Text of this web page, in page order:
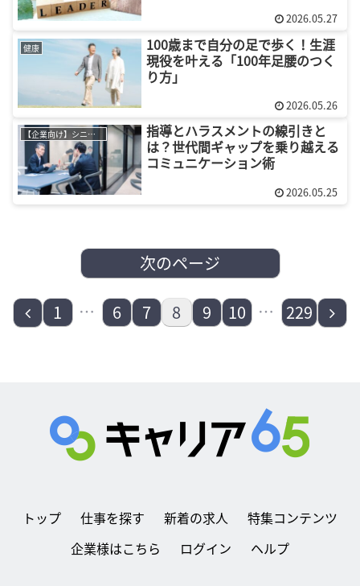
2026.05.27
健康
100歳まで自分の足で歩く！生涯
現役を叶える「100年足腰のつく
り方」
2026.05.26
【企業向け】シニア採用
指導とハラスメントの線引きと
は？世代間ギャップを乗り越える
コミュニケーション術
2026.05.25
次のページ
前
1 … 6 7 8 9 10 … 229
次
トップ 仕事を探す 新着の求人
特集コンテンツ
企業様はこちら
ログイン ヘルプ